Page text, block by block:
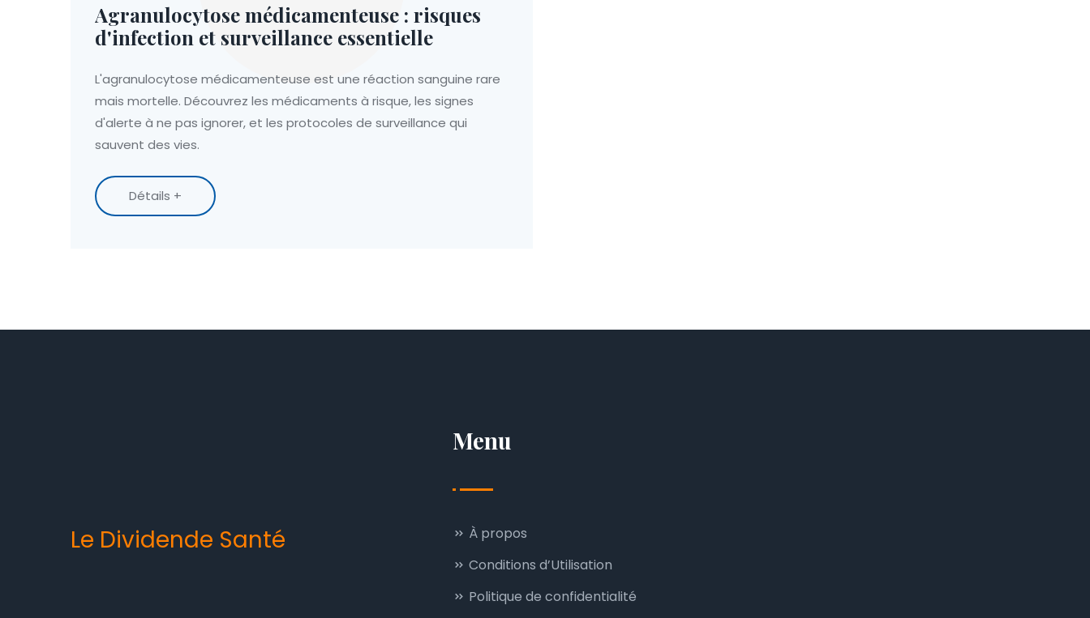
Agranulocytose médicamenteuse : risques
d'infection et surveillance essentielle
L'agranulocytose médicamenteuse est une réaction sanguine rare
mais mortelle. Découvrez les médicaments à risque, les signes
d'alerte à ne pas ignorer, et les protocoles de surveillance qui
sauvent des vies.
Détails +
Le Dividende Santé
Menu
À propos
Conditions d’Utilisation
Politique de confidentialité